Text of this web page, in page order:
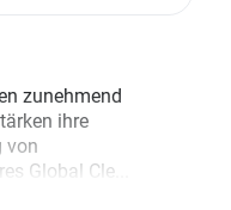
zunehmend
ihre
von
Global Cle...